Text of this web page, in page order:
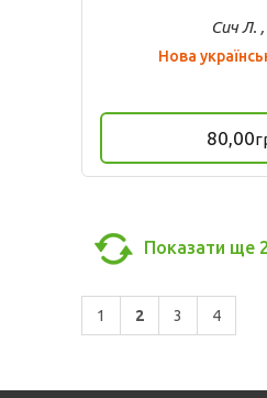
Сич Л. ,
Нова
80,00
Показати ще
1 2 3 4